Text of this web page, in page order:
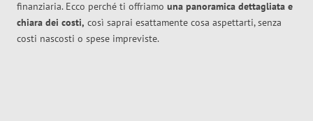
finanziaria. Ecco perché ti offriamo una panoramica dettagliata e
chiara dei costi, così saprai esattamente cosa aspettarti, senza
costi nascosti o spese impreviste.